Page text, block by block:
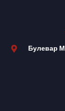
Булевар